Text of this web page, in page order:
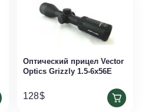
Оптический прицел Vector
Optics Grizzly 1.5-6x56E
128$